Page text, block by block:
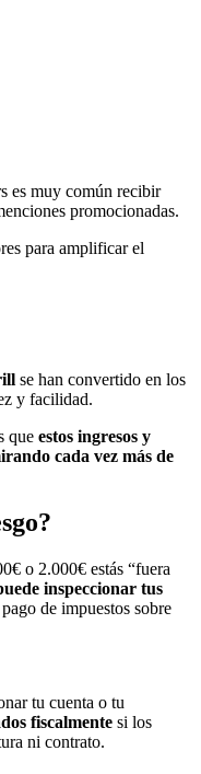
es muy común recibir
promocionadas.
para amplificar el
se han convertido en los
y facilidad.
que estos ingresos y
cada vez más de
o 2.000€ estás “fuera
inspeccionar tus
de impuestos sobre
tu cuenta o tu
fiscalmente si los
ni contrato.